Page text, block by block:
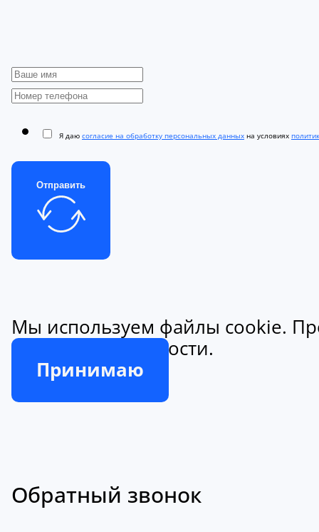
Я даю согласие на обработку персональных данных на условиях
Отправить
Мы используем файлы cookie.
конфиденциальности.
Принимаю
Обратный звонок